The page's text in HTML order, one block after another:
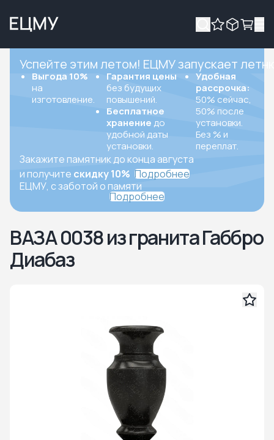
Успейте этим летом! ЕЦМУ запускает
Выгода 10%
на
изготовление.
Гарантия цены
без будущих
повышений.
Бесплатное
хранение до
удобной даты
установки.
Удобная
рассрочка:
50% сейчас,
50% после
установки.
Без % и
переплат.
Закажите памятник до конца августа
и получите скидку 10% Подробнее
ЕЦМУ, с заботой о памяти
Подробнее
ВАЗА 0038 из гранита Габбро
Диабаз